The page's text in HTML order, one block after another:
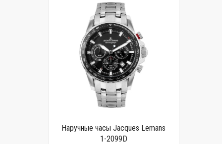
Наручные часы Jacques Lemans
1-2099D